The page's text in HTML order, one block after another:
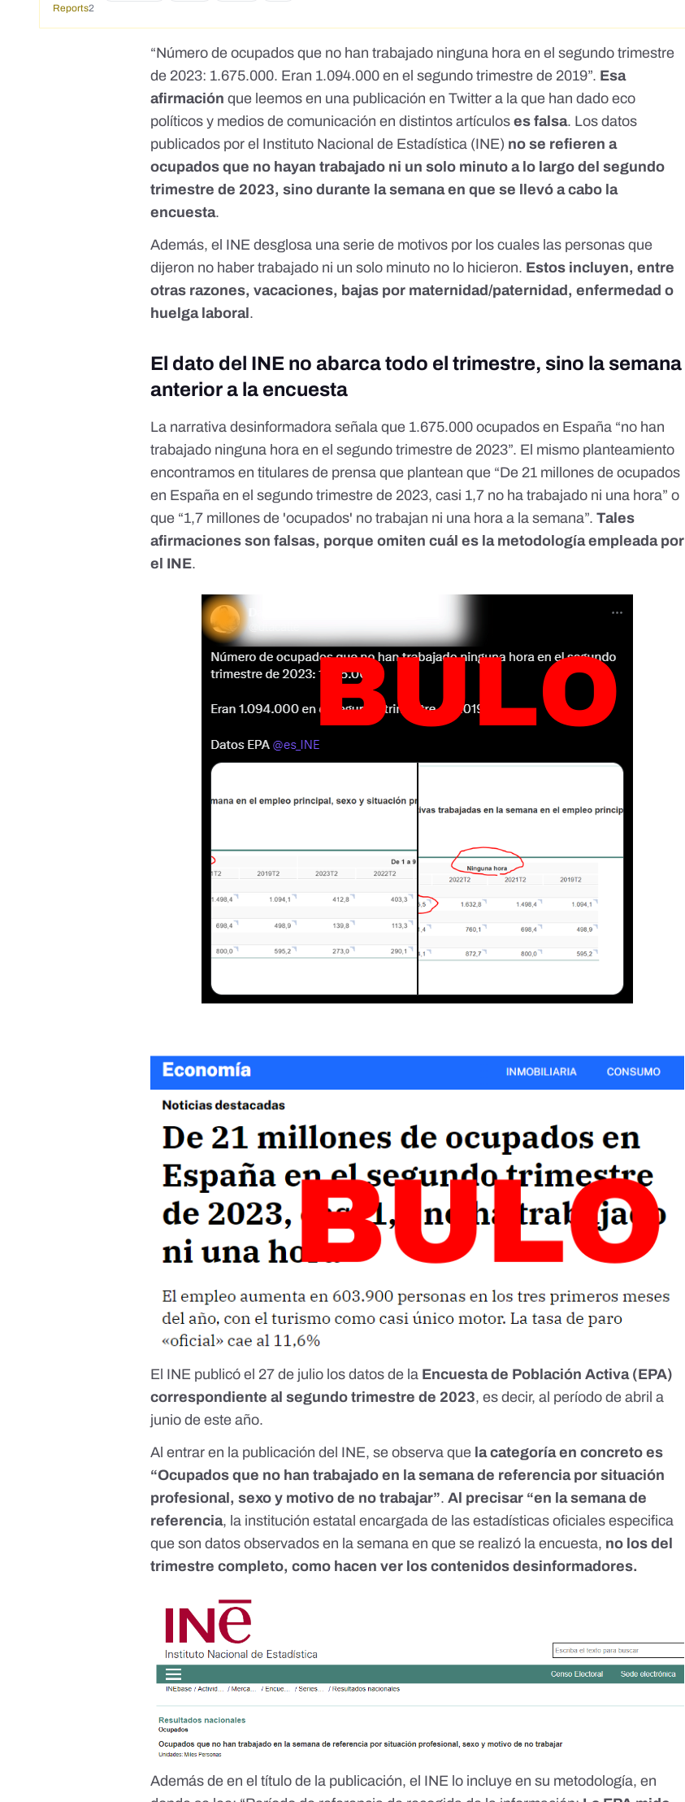
Reports2
“Número de ocupados que no han trabajado ninguna hora en el segundo trimestre
de 2023: 1.675.000. Eran 1.094.000 en el segundo trimestre de 2019”. Esa
afirmación que leemos en una publicación en Twitter a la que han dado eco
políticos y medios decomunicación endistintos artículos es falsa. Los datos
publicados por el Instituto Nacional de Estadística (INE) no se refieren a
ocupados que no hayan trabajado ni un solo minuto a lo largo del segundo
trimestre de 2023, sino durante la semana en que se llevó a cabo la
encuesta.
Además, el INE desglosa una serie de motivos por los cuales las personas que
dijeron no haber trabajado ni un solo minuto no lo hicieron. Estos incluyen, entre
otras razones, vacaciones, bajas por maternidad/paternidad, enfermedad o
huelga laboral .
El dato del INE no abarca todo el trimestre, sino la semana
anterior a la encuesta
La narrativa desinformadora señala que 1.675.000 ocupados en España “no han
trabajado ninguna hora en el segundo trimestre de 2023”. El mismo planteamiento
encontramos en titulares de prensa que plantean que “De 21 millones de ocupados
en España en el segundo trimestre de 2023, casi 1,7 no ha trabajado ni una hora” o
que “1,7 millones de 'ocupados' no trabajan ni una hora a la semana”.Tales
afirmaciones son falsas, porque omiten cuál es la metodología empleada por
el INE.
El INE publicó el 27 de julio los datos de la Encuesta de Población Activa (EPA)
correspondiente al segundo trimestre de 2023, es decir, al período de abril a
junio de este año.
Al entrar en la publicación del INE, se observa que la categoría en concreto es
“Ocupados que no han trabajado en la semana de referencia por situación
profesional, sexo y motivo de no trabajar”.Al precisar “en la semana de
referencia, la institución estatal encargada de las estadísticas oficiales especifica
que son datos observados en la semana en que se realizó la encuesta, no los del
trimestre completo, como hacen ver los contenidos desinformadores.
Además de en el título de la publicación,el INE lo incluye en su metodología, en